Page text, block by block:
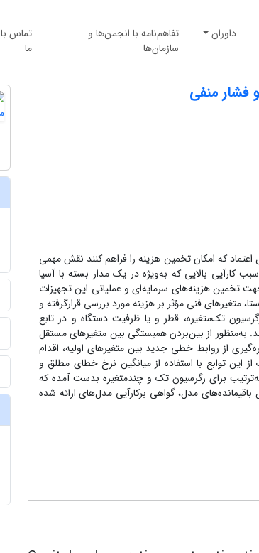
داوران
تفاهم‌نامه با انجمن‌ها و
سازمان‌ها
تماس با
ما
فشار منفی
که امکان تخمین هزینه را فراهم کنند نقش مهمی
کارآیی بالایی که به‌ویژه در یک مدار بسته با آسیا
تخمین هزینه‌های سرمایه‌ای و عملیاتی این تجهیزات
متغیرهای فنی مؤثر بر هزینه مورد بررسی قرارگرفته و
تک‌‌متغیره، قطر و یا ظرفیت دستگاه و در تابع
به‌منظور از بین‌بردن همبستگی بین متغیر‌های مستقل
از روابط خطی جدید بین متغیرهای اولیه، اقدام
توابع با استفاده از میانگین نرخ خطای مطلق و
ارزیابی شده‌است. به‌طور میانگین میزان خطای 75/6 و 08/4 درصد به‌ترتیب برای رگرسیون تک و چندمتغیره بدست آمده که
مدل، گواهی برکارآیی مدل‌های ارائه شده